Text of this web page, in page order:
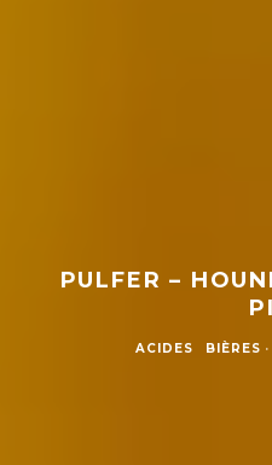
PULFER –
ACIDES BIÈRES ·